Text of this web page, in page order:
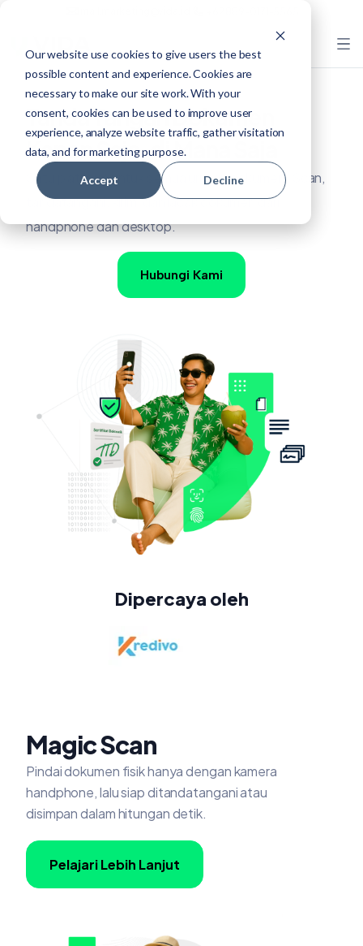
Our website use cookies to give users the best
possible content and experience. Cookies are
necessary to make our site work. With your
consent, cookies can be used to improve user
experience, analyze website traffic, gather visitation
data, and for marketing purpose.
Accept Decline
Tanda Tangan Dokumen
Kapan Saja, di Mana Saja
Satu platform untuk semua urusan dokumen. Scan,
tandatangani, kirim, dan lacak dokumen dari
handphone dan desktop.
Hubungi Kami
Dipercaya oleh
Magic Scan
Pindai dokumen fisik hanya dengan kamera
handphone, lalu siap ditandatangani atau
disimpan dalam hitungan detik.
Pelajari Lebih Lanjut